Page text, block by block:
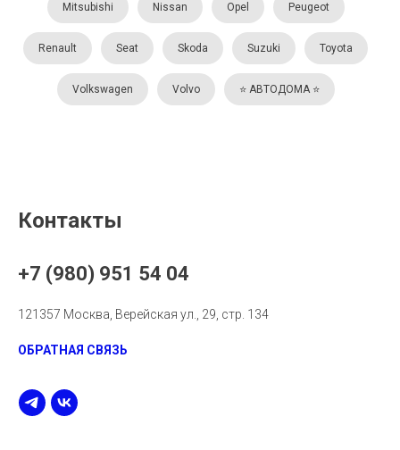
Mitsubishi Nissan Opel Peugeot
Renault Seat Skoda Suzuki Toyota
Volkswagen Volvo ⭐️ АВТОДОМА ⭐️
Контакты
+7 (980) 951 54 04
121357 Москва, Верейская ул., 29, стр. 134
ОБРАТНАЯ СВЯЗЬ